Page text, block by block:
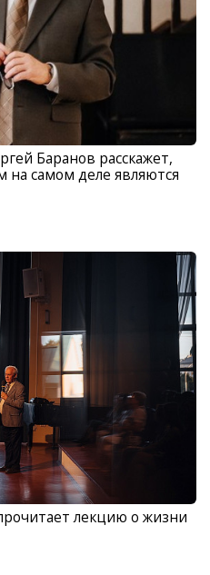
Баранов расскажет,
на самом деле являются
лекцию о жизни